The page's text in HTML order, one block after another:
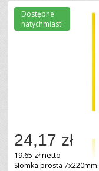
24,17 zł
19.65 zł netto
Słomka prosta
Dostępne
natychmiast!